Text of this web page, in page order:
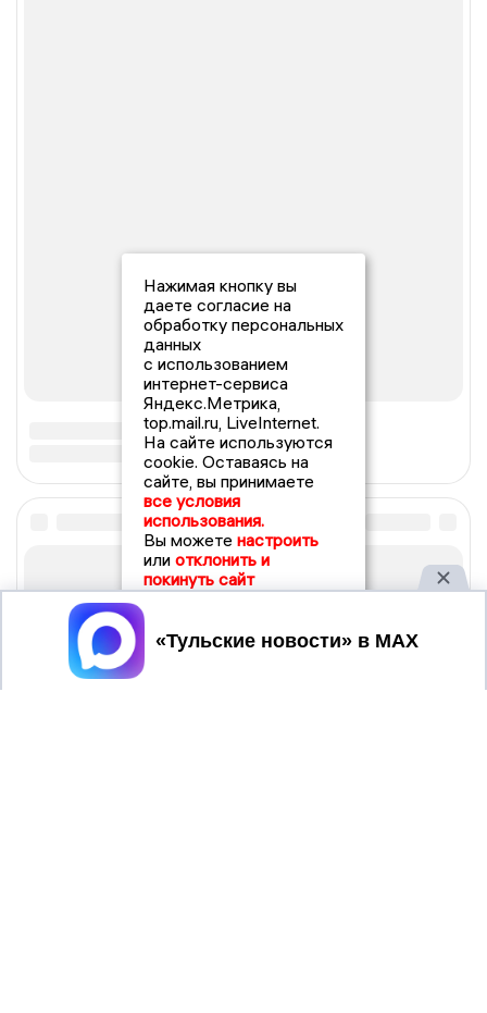
Нажимая кнопку вы
даете согласие на
обработку персональных
данных
с использованием
интернет-сервиса
Яндекс.Метрика,
top.mail.ru, LiveInternet.
На сайте используются
cookie. Оставаясь на
сайте, вы принимаете
все условия
использования.
Вы можете настроить
или отклонить и
покинуть сайт
Принять